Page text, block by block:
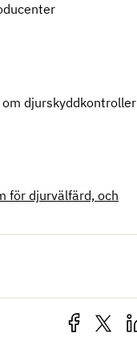
djurskyddkontroller
för djurvälfärd, och